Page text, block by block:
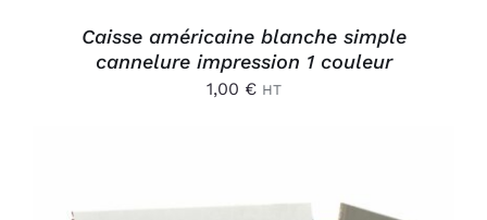
Caisse américaine blanche simple
cannelure impression 1 couleur
1,00 € HT